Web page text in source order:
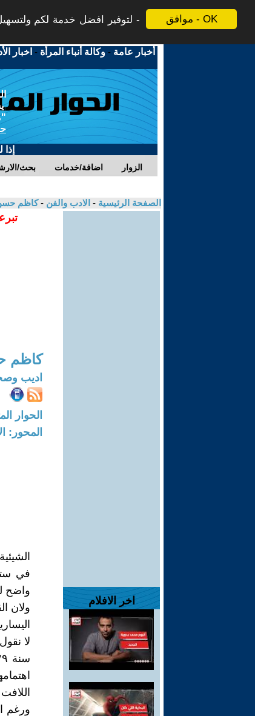
موافق - OK
لتوفير افضل خدمة لكم
أخبار عامة -وكالة أنباء المرأة - اخبار
بحث/ اضافة/خدمات الزوار
الصفحة الرئيسية - الادب والفن -كاظم
اخر الافلام
كاظم
اديب
الحوار المتمدن-
المحور:
في
واضح
ولان
لا
ورغم